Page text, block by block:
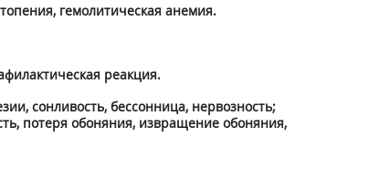
гемолитическая анемия.
реакция.
сонливость, бессонница, нервозность;
потеря обоняния, извращение обоняния,